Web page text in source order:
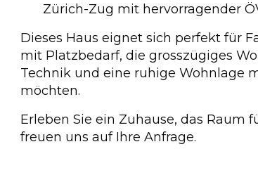
Zürich-Zug mit hervorragender
Dieses Haus eignet sich perfekt für
mit Platzbedarf, die grosszügiges
Technik und eine ruhige Wohnlage
möchten.
Erleben Sie ein Zuhause, das Raum
freuen uns auf Ihre Anfrage.